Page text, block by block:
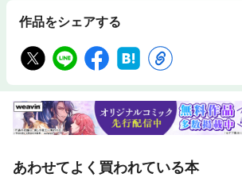
作品をシェアする
あわせてよく買われている本